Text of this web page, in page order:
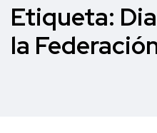
Etiqueta:
la